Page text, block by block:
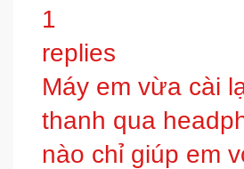
1
replies
Máy em vừa cài
thanh qua
nào chỉ giúp em